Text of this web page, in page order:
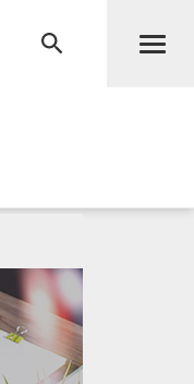
RECHERCHE